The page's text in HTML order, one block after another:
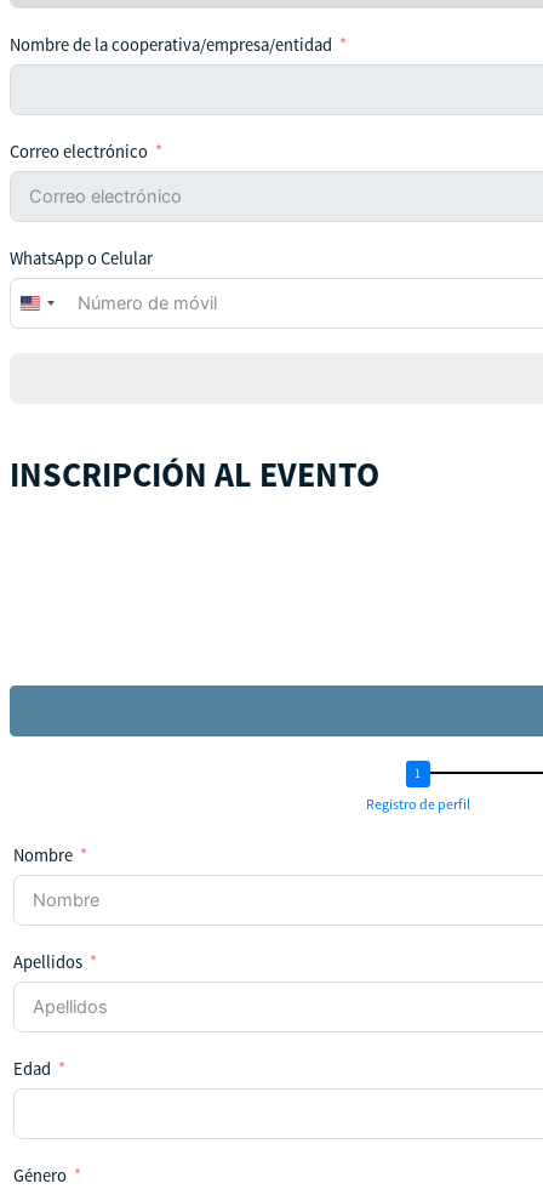
Nombre de la cooperativa/empresa/entidad
Correo electrónico
WhatsApp o Celular
United
States
INSCRIPCIÓN AL EVENTO
Registro de perfil
Nombre
Apellidos
Edad
Género